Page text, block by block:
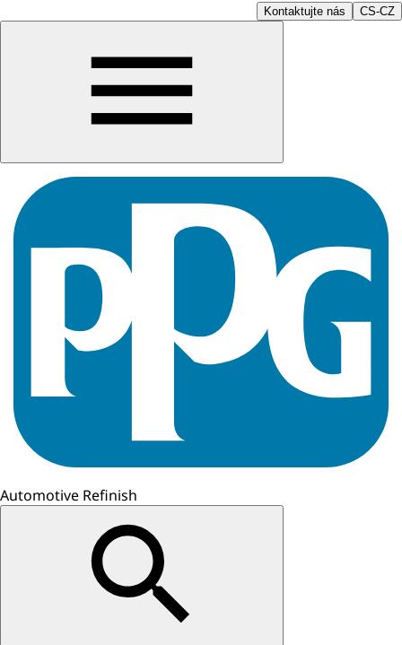
Kontaktujte nás CS-CZ
Automotive Refinish